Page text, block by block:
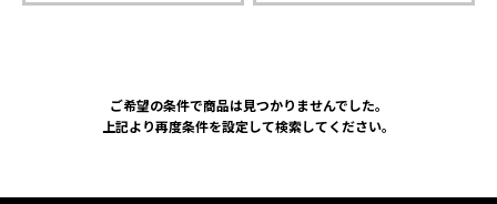
ご希望の条件で商品は見つかりませんでした。
上記より再度条件を設定して検索してください。